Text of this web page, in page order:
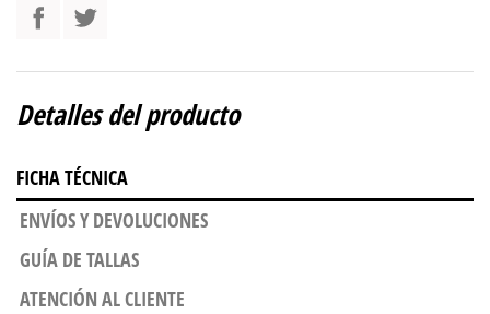
Detalles del producto
FICHA TÉCNICA
ENVÍOS Y DEVOLUCIONES
GUÍA DE TALLAS
ATENCIÓN AL CLIENTE